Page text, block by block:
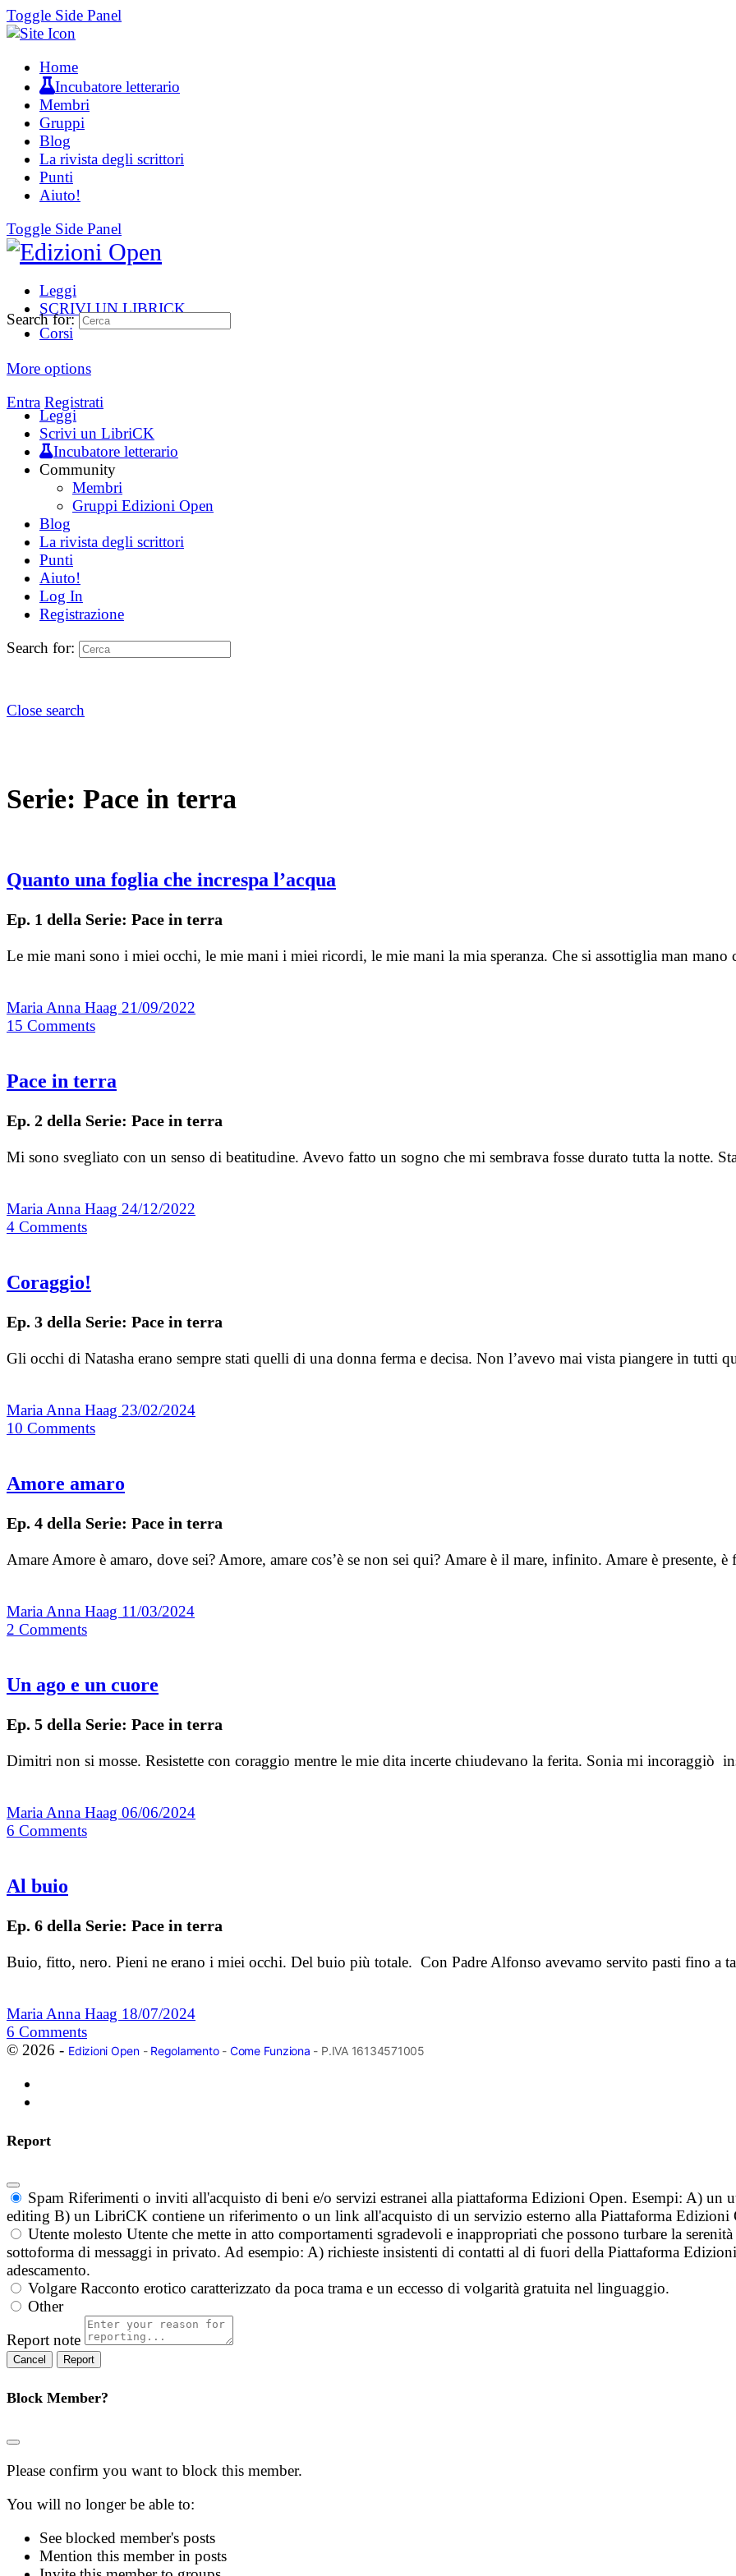
Toggle Side Panel
Home
Incubatore letterario
Membri
Gruppi
Blog
La rivista degli scrittori
Punti
Aiuto!
Toggle Side Panel
Leggi
SCRIVI UN LIBRICK
Corsi
More options
Entra Registrati
Search for:
Leggi
Scrivi un LibriCK
Incubatore letterario
Community
Membri
Gruppi Edizioni Open
Blog
La rivista degli scrittori
Punti
Aiuto!
Log In
Registrazione
Search for:
Close search
Serie: Pace in terra
Quanto una foglia che increspa l’acqua
Ep. 1 della Serie: Pace in terra
Le mie mani sono i miei occhi, le mie mani i miei ricordi, le mie mani la mia speranza. Che si assottiglia man mano
Maria Anna Haag 21/09/2022
15 Comments
Pace in terra
Ep. 2 della Serie: Pace in terra
Mi sono svegliato con un senso di beatitudine. Avevo fatto un sogno che mi sembrava fosse durato tutta la notte.
Maria Anna Haag 24/12/2022
4 Comments
Coraggio!
Ep. 3 della Serie: Pace in terra
Gli occhi di Natasha erano sempre stati quelli di una donna ferma e decisa. Non l’avevo mai vista piangere in tutti
Maria Anna Haag 23/02/2024
10 Comments
Amore amaro
Ep. 4 della Serie: Pace in terra
Amare Amore è amaro, dove sei? Amore, amare cos’è se non sei qui? Amare è il mare, infinito. Amare è
Maria Anna Haag 11/03/2024
2 Comments
Un ago e un cuore
Ep. 5 della Serie: Pace in terra
Dimitri non si mosse. Resistette con coraggio mentre le mie dita incerte chiudevano la ferita. Sonia mi incoraggiò
Maria Anna Haag 06/06/2024
6 Comments
Al buio
Ep. 6 della Serie: Pace in terra
Buio, fitto, nero. Pieni ne erano i miei occhi. Del buio più totale. Con Padre Alfonso avevamo servito pasti fino a
Maria Anna Haag 18/07/2024
6 Comments
© 2026 - Edizioni Open- Regolamento- Come Funziona - P.IVA 16134571005
Report
Spam Riferimenti o inviti all'acquisto di beni e/o servizi estranei alla piattaforma Edizioni Open. Esempi: A) un
editing B) un LibriCK contiene un riferimento o un link all'acquisto di un servizio esterno alla Piattaforma Edizioni
Utente molesto Utente che mette in atto comportamenti sgradevoli e inappropriati che possono turbare la
sottoforma di messaggi in privato. Ad esempio: A) richieste insistenti di contatti al di fuori della Piattaforma
adescamento.
Volgare Racconto erotico caratterizzato da poca trama e un eccesso di volgarità gratuita nel linguaggio.
Other
Report note
Report
Block Member?
Please confirm you want to block this member.
You will no longer be able to:
See blocked member's posts
Mention this member in posts